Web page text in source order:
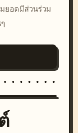
มยอดมีส่วนร่วม